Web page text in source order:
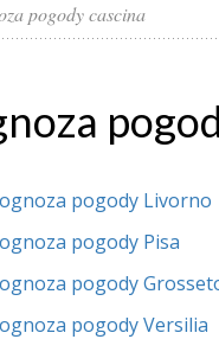
pogody cascina
pogody Livorno
pogody Pisa
pogody
pogody Versilia